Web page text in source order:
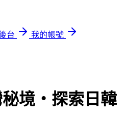
台
我的帳號
境・探索日韓